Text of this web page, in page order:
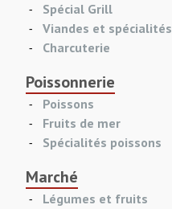
Spécial Grill
Viandes et spécialités
Charcuterie
Poissonnerie
Poissons
Fruits de mer
Spécialités poissons
Marché
Légumes et fruits